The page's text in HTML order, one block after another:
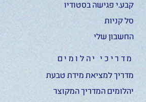
קבע.י פגישה בסטודיו
סל קניות
החשבון שלי
מדריכי יהלומים
מדריך למציאת מידת טבעת
יהלומים המדריך המקוצר